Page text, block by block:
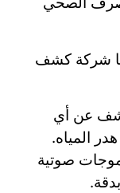
شركة كشف
عن أي
المياه.
صوتية